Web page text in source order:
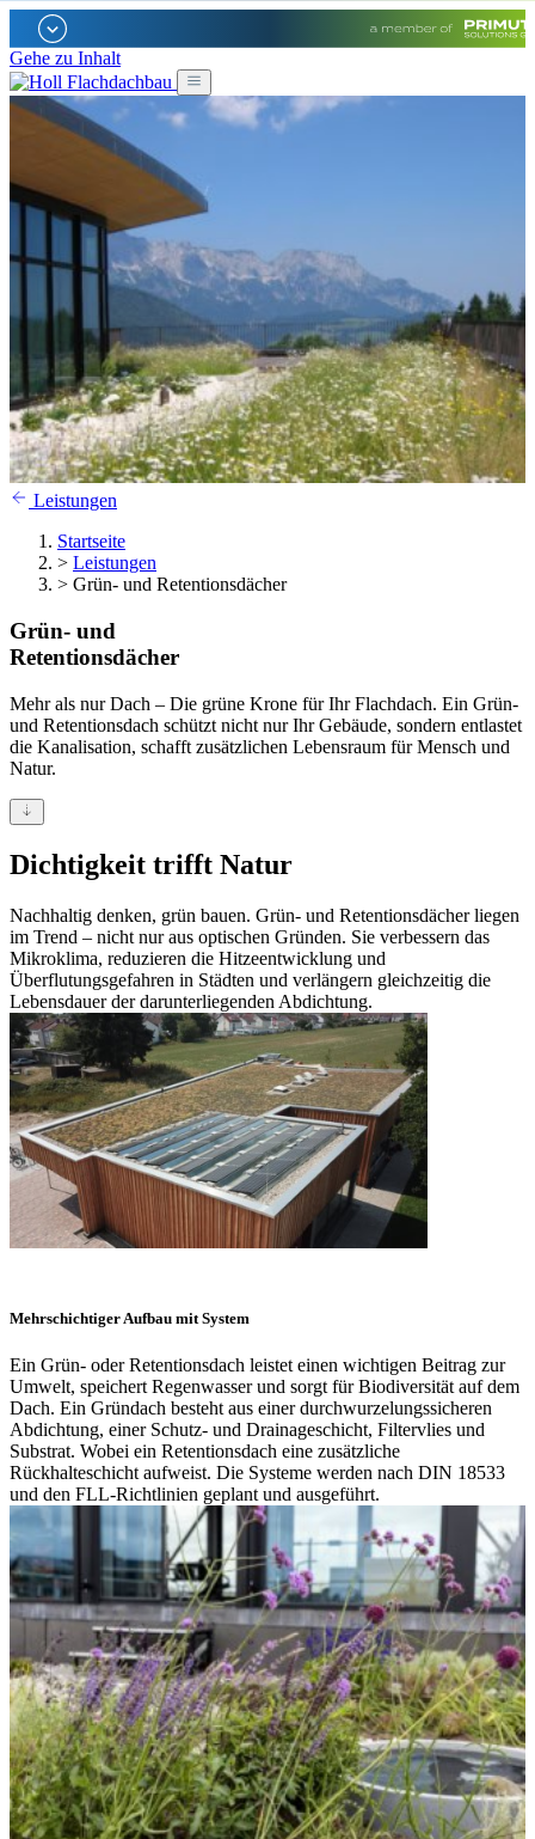
Gehe zu Inhalt
Leistungen
Startseite
> Leistungen
> Grün- und Retentionsdächer
Grün- und
Retentionsdächer
Mehr als nur Dach – Die grüne Krone für Ihr Flachdach. Ein Grün-
und Retentionsdach schützt nicht nur Ihr Gebäude, sondern entlastet
die Kanalisation, schafft zusätzlichen Lebensraum für Mensch und
Natur.
Dichtigkeit trifft Natur
Nachhaltig denken, grün bauen. Grün- und Retentionsdächer liegen
im Trend – nicht nur aus optischen Gründen. Sie verbessern das
Mikroklima, reduzieren die Hitzeentwicklung und
Überflutungsgefahren in Städten und verlängern gleichzeitig die
Lebensdauer der darunterliegenden Abdichtung.
Mehrschichtiger Aufbau mit System
Ein Grün- oder Retentionsdach leistet einen wichtigen Beitrag zur
Umwelt, speichert Regenwasser und sorgt für Biodiversität auf dem
Dach. Ein Gründach besteht aus einer durchwurzelungssicheren
Abdichtung, einer Schutz- und Drainageschicht, Filtervlies und
Substrat. Wobei ein Retentionsdach eine zusätzliche
Rückhalteschicht aufweist. Die Systeme werden nach DIN 18533
und den FLL-Richtlinien geplant und ausgeführt.